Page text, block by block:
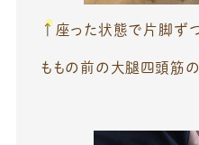
↑座った状態で片脚ず
ももの前の大腿四頭筋の